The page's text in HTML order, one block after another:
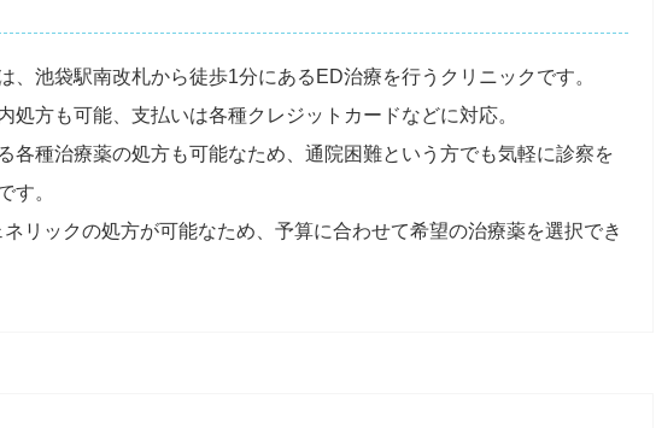
、池袋駅南改札から徒歩1分にあるED治療を行うクリニックです。
処方も可能、支払いは各種クレジットカードなどに対応。
各種治療薬の処方も可能なため、通院困難という方でも気軽に診察を
す。
リックの処方が可能なため、予算に合わせて希望の治療薬を選択でき